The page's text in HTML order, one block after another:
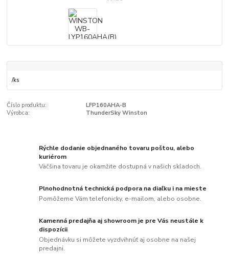
/ks
Číslo produktu:
LFP160AHA-B
Výrobca:
ThunderSky Winston
Rýchle dodanie objednaného tovaru poštou, alebo
kuriérom
Väčšina tovaru je okamžite dostupná v našich skladoch.
Plnohodnotná technická podpora na diaľku i na mieste
Pomôžeme Vám telefonicky, e-mailom, alebo osobne.
Kamenná predajňa aj showroom je pre Vás neustále k
dispozícii
Objednávku si môžete vyzdvihnúť aj osobne na našej
predajni.